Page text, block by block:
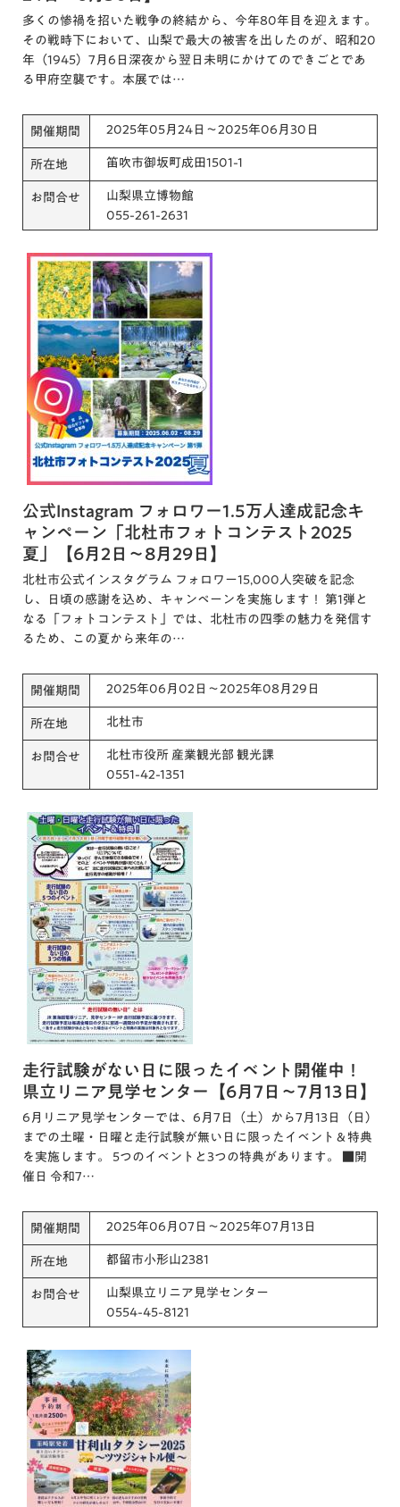
多くの惨禍を招いた戦争の終結から、今年80年目を迎えます。
その戦時下において、山梨で最大の被害を出したのが、昭和20
年（1945）7月6日深夜から翌日未明にかけてのできごとであ
る甲府空襲です。本展では…
開催期間 2025年05月24日～2025年06月30日
所在地 笛吹市御坂町成田1501-1
お問合せ
山梨県立博物館
055-261-2631
公式Instagram フォロワー1.5万人達成記念キ
ャンペーン「北杜市フォトコンテスト2025
夏」【6月2日～8月29日】
北杜市公式インスタグラム フォロワー15,000人突破を記念
し、日頃の感謝を込め、キャンペーンを実施します！ 第1弾と
なる「フォトコンテスト」では、北杜市の四季の魅力を発信す
るため、この夏から来年の…
開催期間 2025年06月02日～2025年08月29日
所在地 北杜市
お問合せ
北杜市役所 産業観光部 観光課
0551-42-1351
走行試験がない日に限ったイベント開催中！
県立リニア見学センター【6月7日～7月13日】
6月リニア見学センターでは、6月7日（土）から7月13日（日）
までの土曜・日曜と走行試験が無い日に限ったイベント＆特典
を実施します。 5つのイベントと3つの特典があります。 ■開
催日 令和7…
開催期間 2025年06月07日～2025年07月13日
所在地 都留市小形山2381
お問合せ
山梨県立リニア見学センター
0554-45-8121